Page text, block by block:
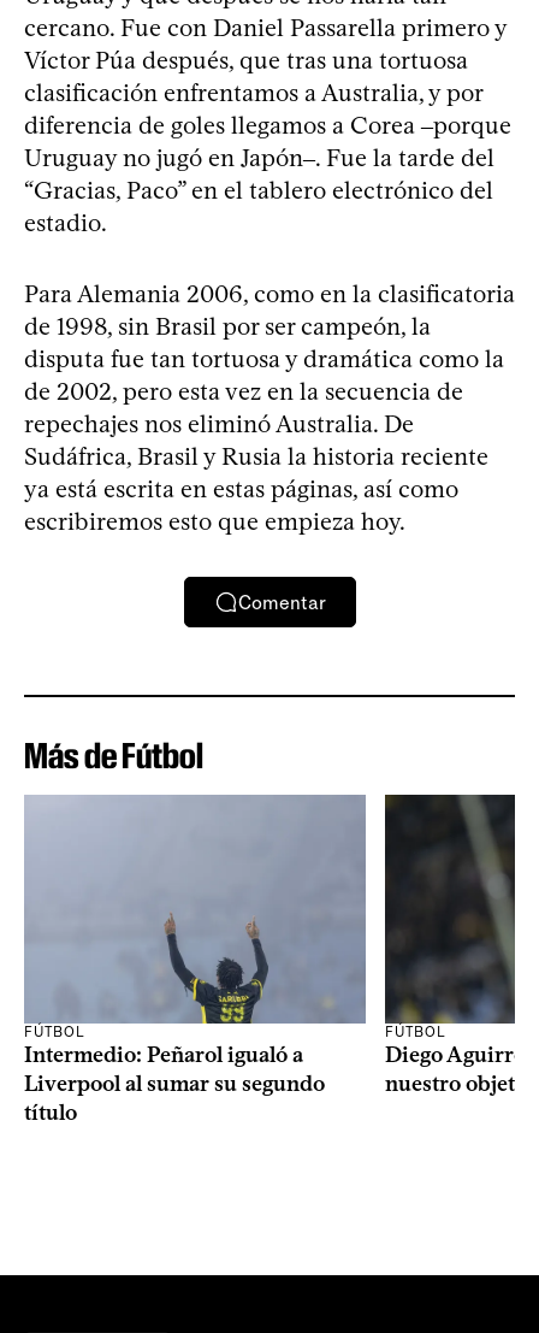
cercano. Fue con Daniel Passarella primero y
Víctor Púa después, que tras una tortuosa
clasificación enfrentamos a Australia, y por
diferencia de goles llegamos a Corea ‒porque
Uruguay no jugó en Japón‒. Fue la tarde del
“Gracias, Paco” en el tablero electrónico del
estadio.
Para Alemania 2006, como en la clasificatoria
de 1998, sin Brasil por ser campeón, la
disputa fue tan tortuosa y dramática como la
de 2002, pero esta vez en la secuencia de
repechajes nos eliminó Australia. De
Sudáfrica, Brasil y Rusia la historia reciente
ya está escrita en estas páginas, así como
escribiremos esto que empieza hoy.
Comentar
Más de Fútbol
FÚTBOL
Intermedio: Peñarol igualó a
Liverpool al sumar su segundo
título
FÚTBOL
Diego Aguirre:
nuestro